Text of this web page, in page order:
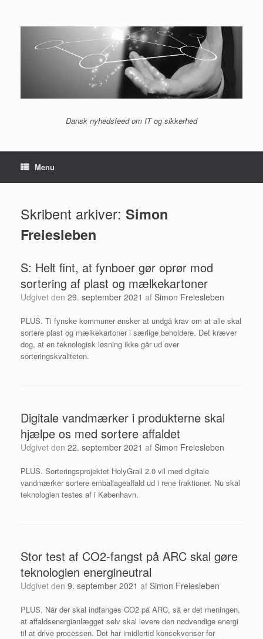
indhold
Dansk nyhedsfeed om IT og sikkerhed
Menu
Skribent arkiver: Simon
Freiesleben
S: Helt fint, at fynboer gør oprør mod
sortering af plast og mælkekartoner
Udgivet den 29. september 2021 af Simon Freiesleben
PLUS. Ti fynske kommuner ønsker at undgå krav om at alle skal
sortere plast og mælkekartoner i særlige beholdere. Det kræver
dog, at en teknologisk løsning ikke går ud over
sorteringskvaliteten.
Digitale vandmærker i produkterne skal
hjælpe os med sortere affaldet
Udgivet den 22. september 2021 af Simon Freiesleben
PLUS. Sorteringsprojektet HolyGrail 2.0 vil med digitale
vandmærker sortere emballageaffald ud i rene fraktioner. Nu skal
teknologien testes af i København.
Stor test af CO2-fangst på ARC skal gøre
teknologien energineutral
Udgivet den 9. september 2021 af Simon Freiesleben
PLUS. Når der skal indfanges CO2 på ARC, så er det meningen,
at affaldsenergianlægget selv skal levere den nødvendige energi
til at drive processen. Det har imidlertid konsekvenser for